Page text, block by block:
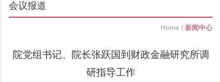
会议报道
Home / 新闻中心
院党组书记、院长张跃国到财政金融研究所调
研指导工作